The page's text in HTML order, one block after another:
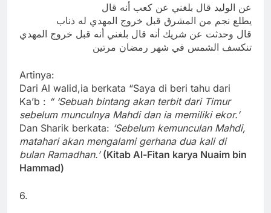
عن الوليد قال بلغني عن كعب أنه قال
يطلع نجم من المشرق قبل خروج المهدي له ذناب
قال وحدثت عن شريك أنه قال بلغني أنه قبل خروج المهدي
تنكسف الشمس في شهر رمضان مرتين
Artinya:
Dari Al walid,ia berkata “Saya di beri tahu dari
Ka’b : “ ‘Sebuah bintang akan terbit dari Timur
sebelum munculnya Mahdi dan ia memiliki ekor.’
Dan Sharik berkata: ‘Sebelum kemunculan Mahdi,
matahari akan mengalami gerhana dua kali di
bulan Ramadhan.’ (Kitab Al-Fitan karya Nuaim bin
Hammad)
6.